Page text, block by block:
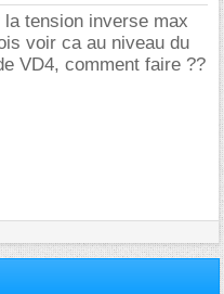
tension inverse max
voir ca au niveau du
VD4, comment faire ??